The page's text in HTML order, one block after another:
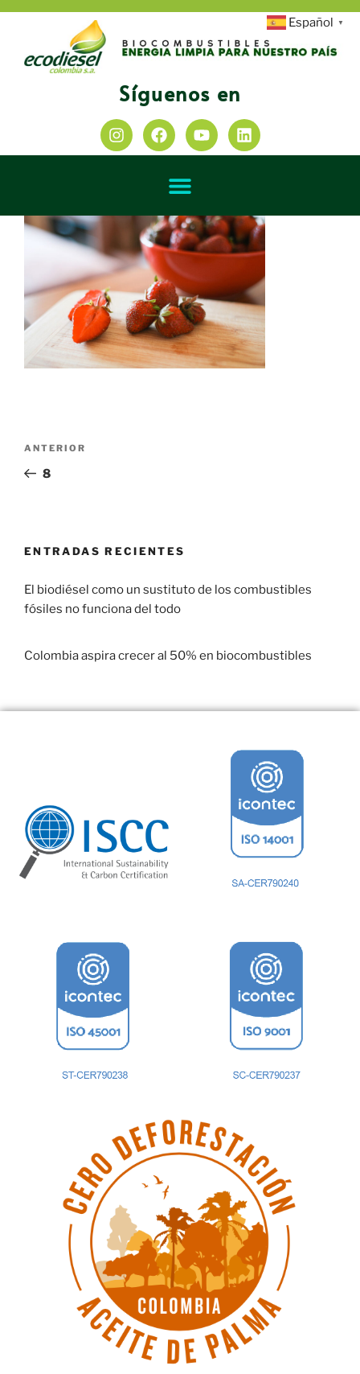
Síguenos en
ANTERIOR
8
ENTRADAS RECIENTES
El biodiésel como un sustituto de los combustibles
fósiles no funciona del todo
Colombia aspira crecer al 50% en biocombustibles
Español ▼